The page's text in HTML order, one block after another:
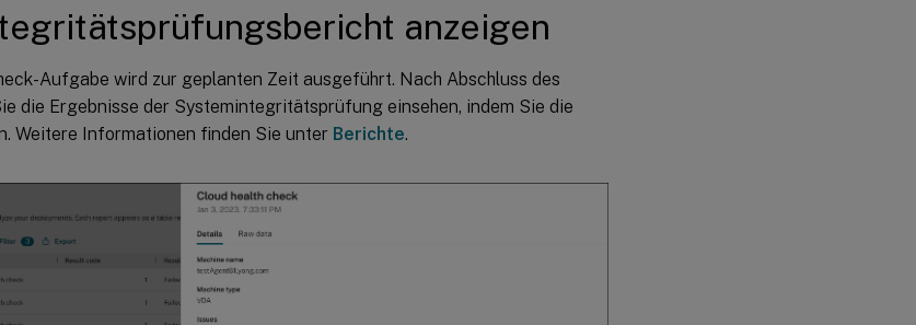
anzeigen
Aufgabe wird zur geplanten Zeit ausgeführt. Nach Abschluss des
die Ergebnisse der Systemintegritätsprüfung einsehen, indem Sie die
Weitere Informationen finden Sie unter Berichte.